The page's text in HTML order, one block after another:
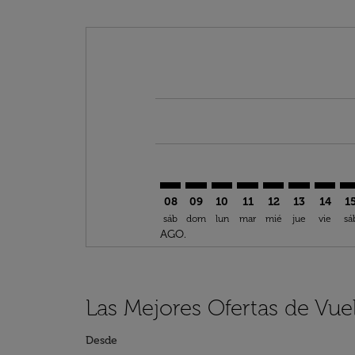
08
sáb
AGO.
09
dom
10
lun
11
mar
12
mié
13
jue
14
vie
Las Mejores Ofertas de
Desde